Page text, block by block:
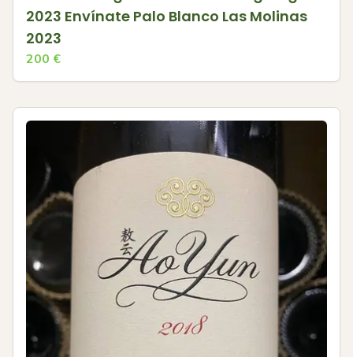
2023 Envínate Palo Blanco Las Molinas
2023
200 €